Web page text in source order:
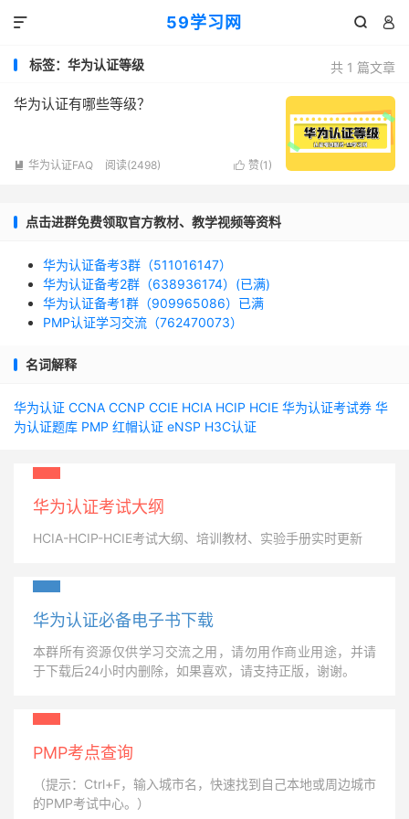
59学习网  

共 1 篇文章
标签：华为认证等级
华为认证有哪些等级？
 赞(1 )
 华为认证FAQ 阅读(2498)
点击进群免费领取官方教材、教学视频等资料
华为认证备考3群（511016147）
华为认证备考2群（638936174）(已满)
华为认证备考1群（909965086）已满
PMP认证学习交流（762470073）
名词解释
华为认证 CCNA CCNP CCIE HCIA HCIP HCIE 华为认证考试券 华
为认证题库 PMP 红帽认证 eNSP H3C认证
华为认证考试大纲
HCIA-HCIP-HCIE考试大纲、培训教材、实验手册实时更新
华为认证必备电子书下载
本群所有资源仅供学习交流之用，请勿用作商业用途，并请
于下载后24小时内删除，如果喜欢，请支持正版，谢谢。
PMP考点查询
（提示：Ctrl+F，输入城市名，快速找到自己本地或周边城市
的PMP考试中心。）